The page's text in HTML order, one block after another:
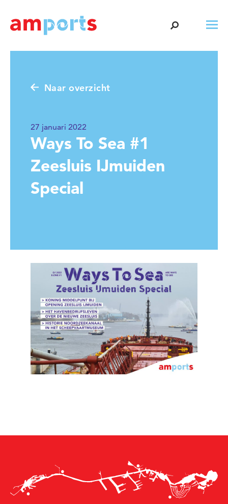
Naar overzicht
27 januari 2022
Ways To Sea #1
Zeesluis IJmuiden
Special